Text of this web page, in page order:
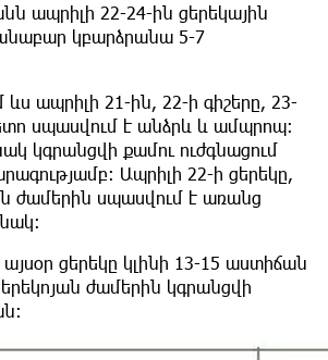
ապրիլի 22-24-ին ցերեկային
կբարձրանա 5-7
ապրիլի 21-ին, 22-ի գիշերը, 23-
սպասվում է անձրև և ամպրոպ։
կգրանցվի քամու ուժգնացում
Ապրիլի 22-ի ցերեկը,
ժամերին սպասվում է առանց
ցերեկը կլինի 13-15 աստիճան
ժամերին կգրանցվի